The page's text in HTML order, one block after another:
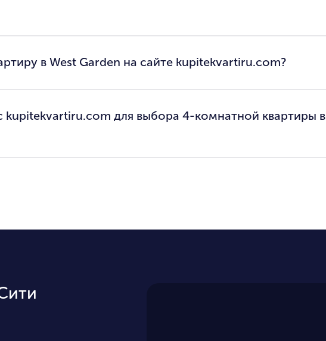
в West Garden на сайте kupitekvartiru.com?
для выбора 4-комнатной квартиры в